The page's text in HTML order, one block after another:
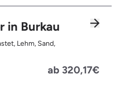
in Burkau
Lehm, Sand,
ab 320,17€